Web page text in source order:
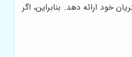
خود ارائه دهد. بنابراین، اگر